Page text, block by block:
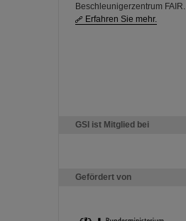
Beschleunigerzentrum FAIR.
Erfahren Sie mehr.
GSI ist Mitglied bei
Gefördert von